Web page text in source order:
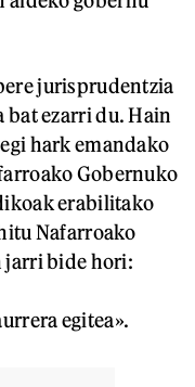
jurisprudentzia
ezarri du. Hain
hark emandako
Gobernuko
erabilitako
Nafarroako
jarri bide hori:
egitea».